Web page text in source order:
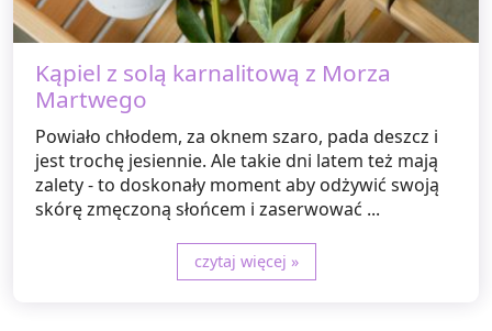
Kąpiel z solą karnalitową z Morza
Martwego
Powiało chłodem, za oknem szaro, pada deszcz i
jest trochę jesiennie. Ale takie dni latem też mają
zalety - to doskonały moment aby odżywić swoją
skórę zmęczoną słońcem i zaserwować ...
czytaj więcej »